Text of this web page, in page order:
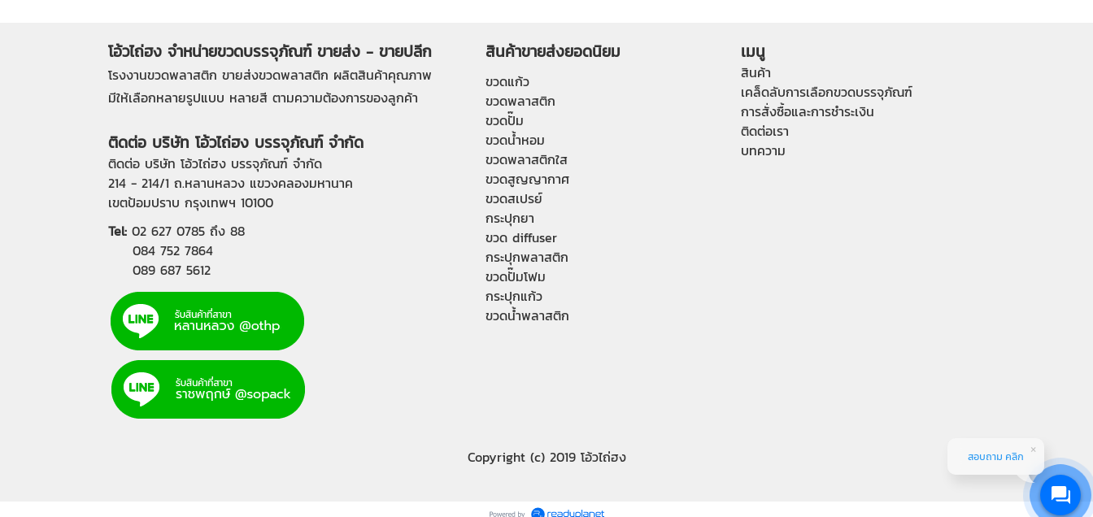
โอ้วไถ่ฮง จำหน่ายขวดบรรจุภัณฑ์ ขายส่ง - ขายปลีก
โรงงานขวดพลาสติก ขายส่งขวดพลาสติก ผลิตสินค้าคุณภาพ
มีให้เลือกหลายรูปแบบ หลายสี ตามความต้องการของลูกค้า
ติดต่อ บริษัท โอ้วไถ่ฮง บรรจุภัณฑ์ จำกัด
ติดต่อ บริษัท โอ้วไถ่ฮง บรรจุภัณฑ์ จำกัด
214 - 214/1 ถ.หลานหลวง แขวงคลองมหานาค
เขตป้อมปราบ กรุงเทพฯ 10100
Tel: 02 627 0785 ถึง 88
084 752 7864
089 687 5612
สินค้าขายส่งยอดนิยม
ขวดแก้ว
ขวดพลาสติก
ขวดปั๊ม
ขวดน้ำหอม
ขวดพลาสติกใส
ขวดสูญญากาศ
ขวดสเปรย์
กระปุกยา
ขวด diffuser
กระปุกพลาสติก
ขวดปั๊มโฟม
กระปุกแก้ว
ขวดน้ำพลาสติก
เมนู
สินค้า
เคล็ดลับการเลือกขวดบรรจุภัณฑ์
การสั่งซื้อและการชำระเงิน
ติดต่อเรา
บทความ
Copyright (c) 2019 โอ้วไถ่ฮง สอบถาม คลิก